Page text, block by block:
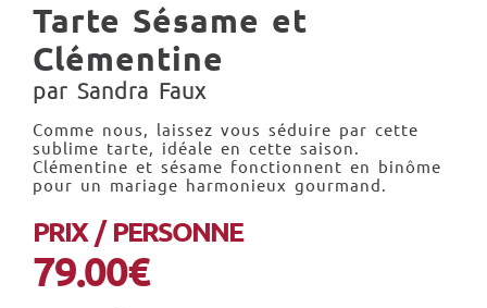
Tarte Sésame et
Clémentine
par Sandra Faux
Comme nous, laissez vous séduire par cette
sublime tarte, idéale en cette saison.
Clémentine et sésame fonctionnent en binôme
pour un mariage harmonieux gourmand.
PRIX / PERSONNE
79.00€